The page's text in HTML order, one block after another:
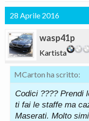
28 Aprile 2016
wasp41p
Kartista
MCarton ha scritto:
Codici ???? Prendi
ti fai le staffe ma
Maserati. Molto